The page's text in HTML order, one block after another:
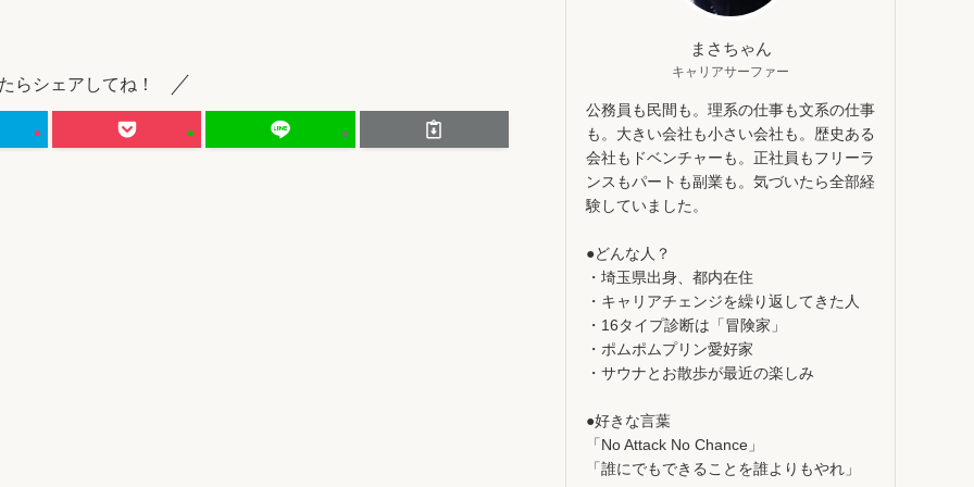
らシェアしてね！
まさちゃん
キャリアサーファー
公務員も民間も。理系の仕事も文系の仕事
も。大きい会社も小さい会社も。歴史ある
会社もドベンチャーも。正社員もフリーラ
ンスもパートも副業も。気づいたら全部経
験していました。
●どんな人？
・埼玉県出身、都内在住
・キャリアチェンジを繰り返してきた人
・16タイプ診断は「冒険家」
・ポムポムプリン愛好家
・サウナとお散歩が最近の楽しみ
●好きな言葉
「No Attack No Chance」
「誰にでもできることを誰よりもやれ」